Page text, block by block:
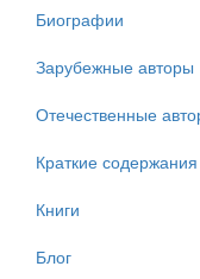
Биографии
Зарубежные авторы
Отечественные
Краткие содержания
Книги
Блог